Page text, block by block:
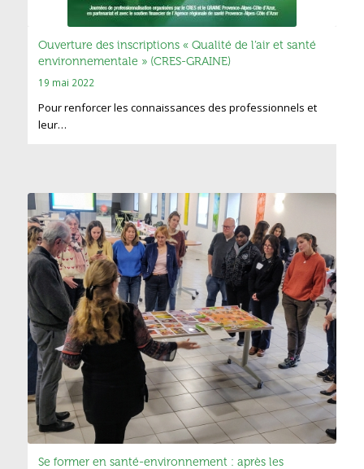
Ouverture des inscriptions « Qualité de l’air et santé
environnementale » (CRES-GRAINE)
19 mai 2022
Pour renforcer les connaissances des professionnels et
leur…
Se former en santé-environnement : après les